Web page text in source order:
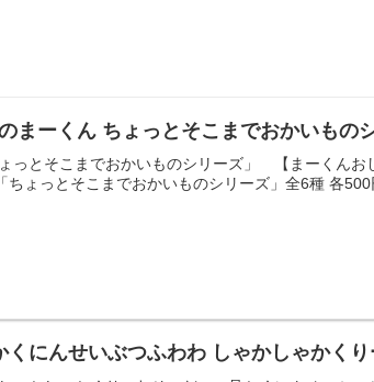
まーくん ちょっとそこまでおかいもの
っとそこまでおかいものシリーズ」 【まーくんお
ちょっとそこまでおかいものシリーズ」全6種 各
くにんせいぶつふわわ しゃかしゃかく